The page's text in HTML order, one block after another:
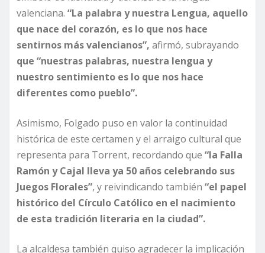
valenciana. “La palabra y nuestra Lengua, aquello
que nace del corazón, es lo que nos hace
sentirnos más valencianos”, afirmó, subrayando
que “nuestras palabras, nuestra lengua y
nuestro sentimiento es lo que nos hace
diferentes como pueblo”.
Asimismo, Folgado puso en valor la continuidad
histórica de este certamen y el arraigo cultural que
representa para Torrent, recordando que “la Falla
Ramón y Cajal lleva ya 50 años celebrando sus
Juegos Florales”, y reivindicando también “el papel
histórico del Círculo Católico en el nacimiento
de esta tradición literaria en la ciudad”.
La alcaldesa también quiso agradecer la implicación